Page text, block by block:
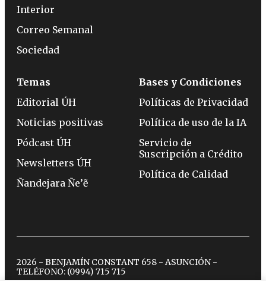
Interior
Correo Semanal
Sociedad
Temas
Editorial ÚH
Noticias positivas
Pódcast ÚH
Newsletters ÚH
Ñandejara Ñe’ẽ
Bases y Condiciones
Políticas de Privacidad
Política de uso de la IA
Servicio de
Suscripción a Crédito
Política de Calidad
2026 - BENJAMÍN CONSTANT 658 - ASUNCIÓN -
TELÉFONO: (0994) 715 715